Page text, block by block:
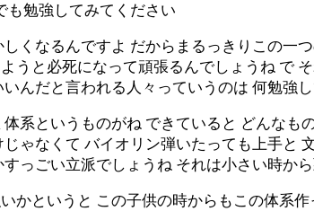
も勉強してみてください
くなるんですよ だからまるっきりこの一
うと必死になって頑張るんでしょうね で
んだと言われる人々っていうのは 何勉強
系というものがね できていると どんな
ゃなくて バイオリン弾いたっても上手と
っごい立派でしょうね それは小さい時か
かというと この子供の時からもこの体系